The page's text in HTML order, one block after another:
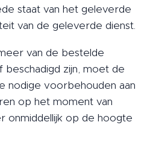
staat van het geleverde
van de geleverde dienst.
van de bestelde
zijn, moet de
nodige voorbehouden aan
op het moment van
onmiddellijk op de hoogte